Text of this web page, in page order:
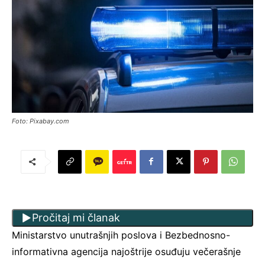
Foto: Pixabay.com
Pročitaj mi članak
Ministarstvo unutrašnjih poslova i Bezbednosno-
informativna agencija najoštrije osuđuju večerašnje